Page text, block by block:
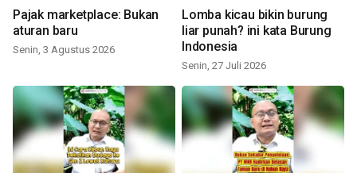
Pajak marketplace: Bukan
aturan baru
Senin, 3 Agustus 2026
Lomba kicau bikin burung
liar punah? ini kata Burung
Indonesia
Senin, 27 Juli 2026